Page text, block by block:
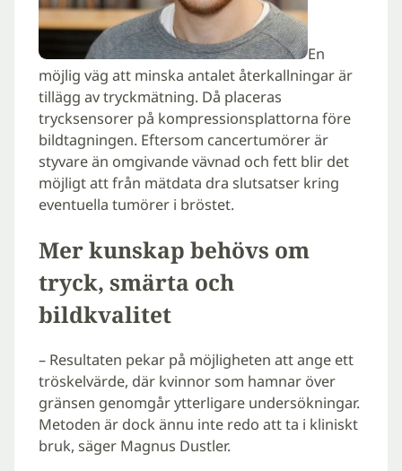
En
möjlig väg att minska antalet återkallningar är
tillägg av tryckmätning. Då placeras
trycksensorer på kompressionsplattorna före
bildtagningen. Eftersom cancertumörer är
styvare än omgivande vävnad och fett blir det
möjligt att från mätdata dra slutsatser kring
eventuella tumörer i bröstet.
Mer kunskap behövs om
tryck, smärta och
bildkvalitet
– Resultaten pekar på möjligheten att ange ett
tröskelvärde, där kvinnor som hamnar över
gränsen genomgår ytterligare undersökningar.
Metoden är dock ännu inte redo att ta i kliniskt
bruk, säger Magnus Dustler.